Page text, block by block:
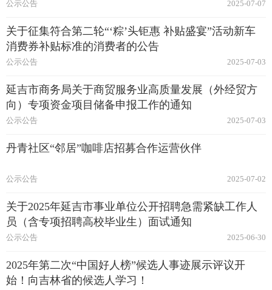
2025-07-07
公示公告
关于征集符合第二轮“‘粽’头钜惠 补贴盛宴”活动新车
消费券补贴标准的消费者的公告
2025-07-03
公示公告
延吉市商务局关于商贸服务业高质量发展（外经贸方
向）专项资金项目储备申报工作的通知
2025-07-03
公示公告
丹青社区“邻居”咖啡店招募合作运营伙伴
2025-07-02
公示公告
关于2025年延吉市事业单位公开招聘急需紧缺工作人
员（含专项招聘高校毕业生）面试通知
2025-06-30
公示公告
2025年第二次“中国好人榜”候选人事迹展示评议开
始！向吉林省的候选人学习！